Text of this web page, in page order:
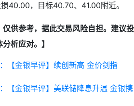
40.00，目标40.70、41.00附近。
仅供参考，据此交易风险自担。建议投
析应对。】
【金银早评】续创新高 金价剑指
【金银早评】美联储降息升温 金银携